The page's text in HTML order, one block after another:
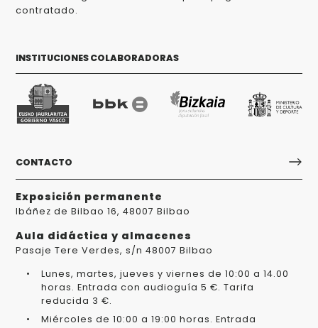
contratado.
INSTITUCIONES COLABORADORAS
CONTACTO
Exposición permanente
Ibáñez de Bilbao 16, 48007 Bilbao
Aula didáctica y almacenes
Pasaje Tere Verdes, s/n 48007 Bilbao
Lunes, martes, jueves y viernes de 10:00 a 14.00
horas. Entrada con audioguía 5 €. Tarifa
reducida 3 €.
Miércoles de 10:00 a 19:00 horas. Entrada